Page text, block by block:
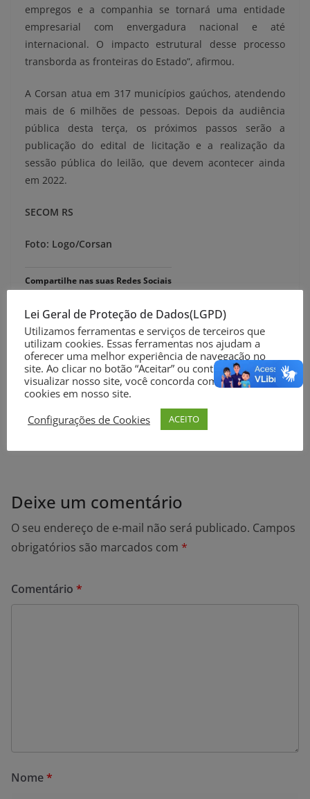
empregos e a companhia se tornará uma entidade
empresarial com envergadura nacional e até
internacional. O impacto estrutural desse processo
transborda as fronteiras do Estado”, afirmou.
A Corsan atua em 317 municípios gaúchos, atendendo
mais de 6 milhões de pessoas. Depois da audiência
pública desta terça, os próximos passos serão a
publicação do edital de licitação e a realização da
sessão pública do leilão, que devem acontecer ainda
em 2022.
SECOM RS
Foto: Logo/Corsan
Compartilhe nas suas Redes Sociais
Três homens são baleados no Condomínio Bragança
em Rio Grande
Governadores ordenam desobstrução de rodovias
Deixe um comentário
O seu endereço de e-mail não será publicado. Campos
obrigatórios são marcados com *
Comentário *
Nome*
Lei Geral de Proteção de Dados(LGPD)
Utilizamos ferramentas e serviços de terceiros que
utilizam cookies. Essas ferramentas nos ajudam a
oferecer uma melhor experiência de navegação no
site. Ao clicar no botão “Aceitar” ou continuar a
visualizar nosso site, você concorda com o uso de
cookies em nosso site.
Configurações de Cookies
ACEITO